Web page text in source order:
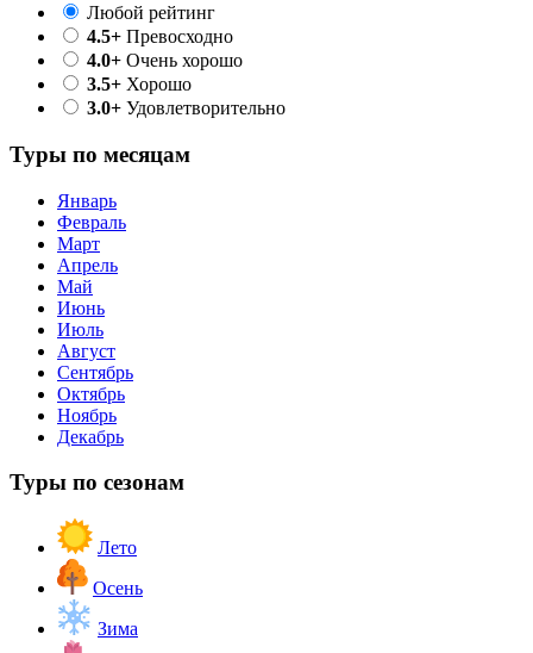
Любой рейтинг
4.5+ Превосходно
4.0+ Очень хорошо
3.5+ Хорошо
3.0+ Удовлетворительно
Туры по месяцам
Январь
Февраль
Март
Апрель
Май
Июнь
Июль
Август
Сентябрь
Октябрь
Ноябрь
Декабрь
Туры по сезонам
Лето
Осень
Зима